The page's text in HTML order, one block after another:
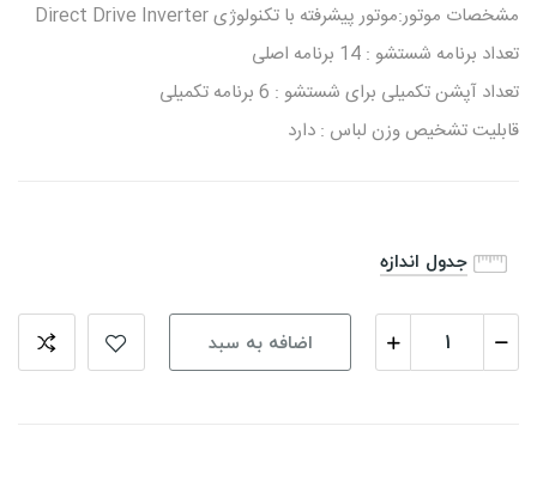
مشخصات موتور:موتور پیشرفته با تکنولوژی Direct Drive Inverter
تعداد برنامه شستشو : 14 برنامه اصلی
تعداد آپشن تکمیلی برای شستشو : 6 برنامه تکمیلی
قابلیت تشخیص وزن لباس : دارد
جدول اندازه
اضافه به سبد